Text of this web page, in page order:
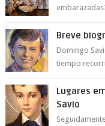
Breve
Domingo
tiempo
Lugares
Savio